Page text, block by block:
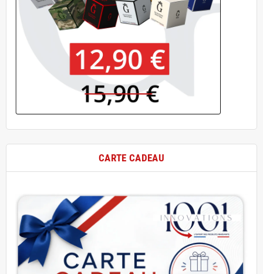
CARTE CADEAU